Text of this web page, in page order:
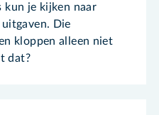
kun je kijken naar
Die
kloppen alleen niet
dat?